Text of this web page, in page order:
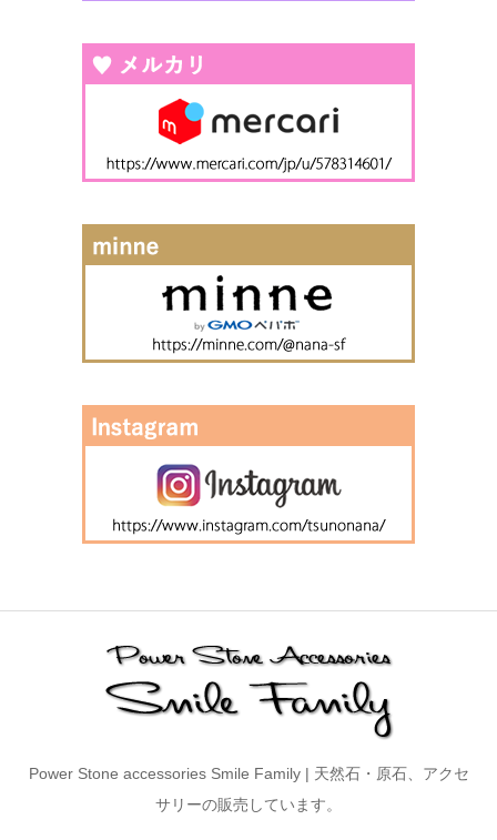
Power Stone accessories Smile Family | 天然石・原石、アクセ
サリーの販売しています。